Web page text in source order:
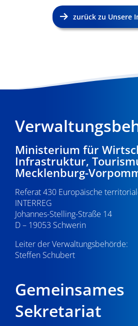
zurück zu Unsere
Ministerium für
Infrastruktur,
Mecklenburg-
Referat 430 Europäische
INTERREG
Johannes-Stelling-Straße 14
D – 19053 Schwerin
Leiter der Verwaltungsbehörde:
Steffen Schubert
Gemeinsames
Sekretariat